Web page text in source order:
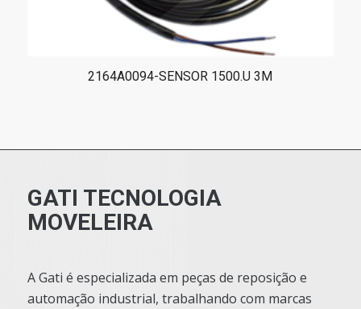
2164A0094-SENSOR 1500.U 3M
GATI TECNOLOGIA
MOVELEIRA
A Gati é especializada em peças de reposição e
automação industrial, trabalhando com marcas